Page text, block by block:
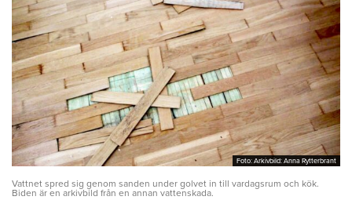
Foto: Arkivbild: Anna Rytterbrant
Foto: Arkivbild: Anna Rytterbrant
Vattnet spred sig genom sanden under golvet in till vardagsrum och kök.
Biden är en arkivbild från en annan vattenskada.